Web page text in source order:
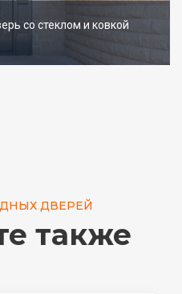
со стеклом и ковкой
ДВЕРЕЙ
также